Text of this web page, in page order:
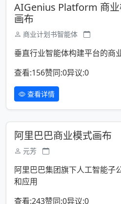
AIGenius Platform 商
画布
商业计划书智能体
垂直行业智能体构建平台的商
查看:156赞同:0异议:0
查看详情
阿里巴巴商业模式画布
元芳
阿里巴巴集团旗下人工智能子
和应用
查看:243赞同:0异议:0